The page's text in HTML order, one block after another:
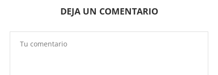
DEJA UN COMENTARIO